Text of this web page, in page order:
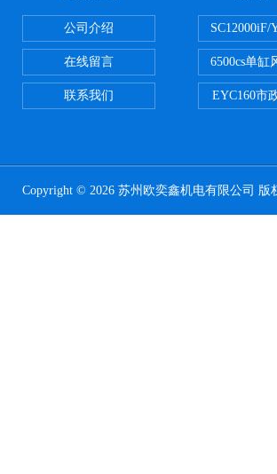
公司介绍
在线留言
联系我们
6500cs单缸
EYC160市
Copyright © 2026 苏州欧奕鑫机电有限公司 版